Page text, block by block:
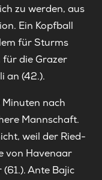
zu werden, aus
Ein Kopfball
für Sturms
die Grazer
an (42.).
nach
Mannschaft.
weil der Ried-
von Havenaar
Ante Bajic